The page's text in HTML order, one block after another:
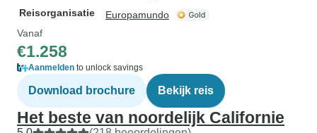
Reisorganisatie
Europamundo
Vanaf
€1.258
Aanmelden to unlock savings
Download brochure Bekijk reis
Het beste van noordelijk Californie